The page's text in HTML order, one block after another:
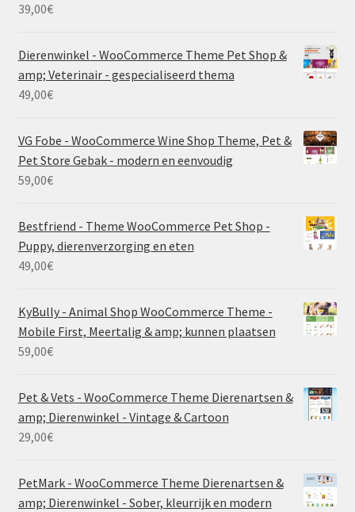
39,00€
Dierenwinkel - WooCommerce Theme Pet Shop &
amp; Veterinair - gespecialiseerd thema
49,00€
VG Fobe - WooCommerce Wine Shop Theme, Pet &
Pet Store Gebak - modern en eenvoudig
59,00€
Bestfriend - Theme WooCommerce Pet Shop -
Puppy, dierenverzorging en eten
49,00€
KyBully - Animal Shop WooCommerce Theme -
Mobile First, Meertalig & amp; kunnen plaatsen
59,00€
Pet & Vets - WooCommerce Theme Dierenartsen &
amp; Dierenwinkel - Vintage & Cartoon
29,00€
PetMark - WooCommerce Theme Dierenartsen &
amp; Dierenwinkel - Sober, kleurrijk en modern